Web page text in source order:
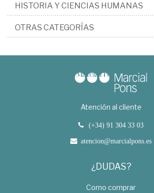
HISTORIA Y CIENCIAS HUMANAS
OTRAS CATEGORÍAS
Atención al cliente
(+34) 91 304 33 03
atencion@marcialpons.es
¿DUDAS?
Como comprar